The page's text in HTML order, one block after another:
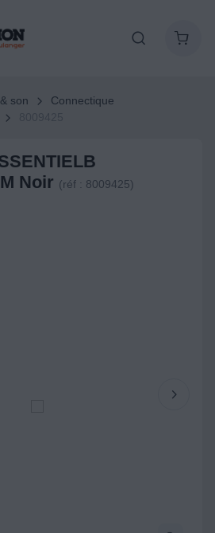
son
Connectique
Noir (réf : 8009425)